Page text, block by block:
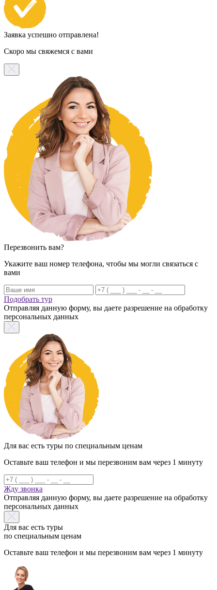
Заявка успешно отправлена!
Скоро мы свяжемся с вами
Перезвонить вам?
Укажите ваш номер телефона, чтобы мы могли связаться с
вами
Подобрать тур
Отправляя данную форму, вы даете разрешение на обработку
персональных данных
Для вас есть туры по специальным ценам
Оставьте ваш телефон и мы перезвоним вам через 1 минуту
Жду звонка
Отправляя данную форму, вы даете разрешение на обработку
персональных данных
Для вас есть туры
по специальным ценам
Оставьте ваш телефон и мы перезвоним вам через 1 минуту